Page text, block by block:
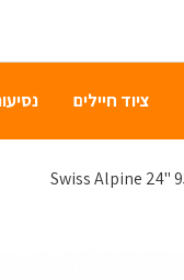
ציוד חיילים